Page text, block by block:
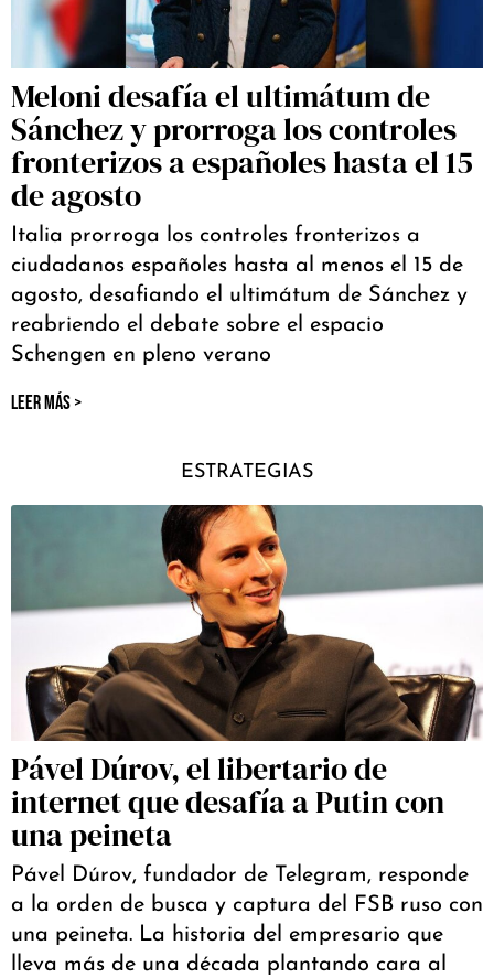
Meloni desafía el ultimátum de
Sánchez y prorroga los controles
fronterizos a españoles hasta el 15
de agosto
Italia prorroga los controles fronterizos a
ciudadanos españoles hasta al menos el 15 de
agosto, desafiando el ultimátum de Sánchez y
reabriendo el debate sobre el espacio
Schengen en pleno verano
LEER MÁS >
ESTRATEGIAS
Pável Dúrov, el libertario de
internet que desafía a Putin con
una peineta
Pável Dúrov, fundador de Telegram, responde
a la orden de busca y captura del FSB ruso con
una peineta. La historia del empresario que
lleva más de una década plantando cara al